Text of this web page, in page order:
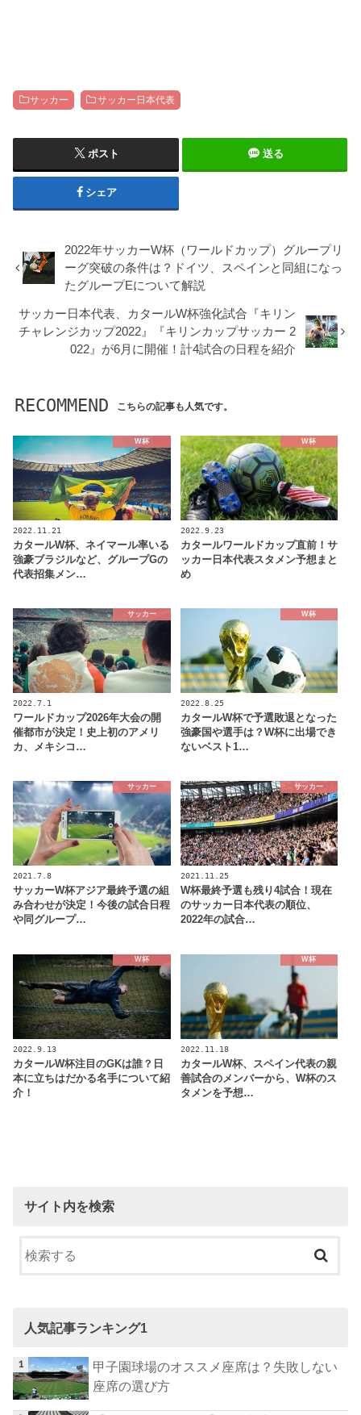
サッカー サッカー日本代表
ポスト 送る
シェア
2022年サッカーW杯（ワールドカップ）グループリ
ーグ突破の条件は？ドイツ、スペインと同組になっ
たグループEについて解説
サッカー日本代表、カタールW杯強化試合『キリン
チャレンジカップ2022』『キリンカップサッカー 2
022』が6月に開催！計4試合の日程を紹介
RECOMMEND こちらの記事も人気です。
W杯
2022.11.21
カタールW杯、ネイマール率いる
強豪ブラジルなど、グループGの
代表招集メン…
W杯
2022.9.23
カタールワールドカップ直前！サ
ッカー日本代表スタメン予想まと
め
サッカー
2022.7.1
ワールドカップ2026年大会の開
催都市が決定！史上初のアメリ
カ、メキシコ…
W杯
2022.8.25
カタールW杯で予選敗退となった
強豪国や選手は？W杯に出場でき
ないベスト1…
サッカー
2021.7.8
サッカーW杯アジア最終予選の組
み合わせが決定！今後の試合日程
や同グループ…
サッカー
2021.11.25
W杯最終予選も残り4試合！現在
のサッカー日本代表の順位、
2022年の試合…
W杯
2022.9.13
カタールW杯注目のGKは誰？日
本に立ちはだかる名手について紹
介！
W杯
2022.11.18
カタールW杯、スペイン代表の親
善試合のメンバーから、W杯のス
タメンを予想…
サイト内を検索
人気記事ランキング1
甲子園球場のオススメ座席は？失敗しない
座席の選び方